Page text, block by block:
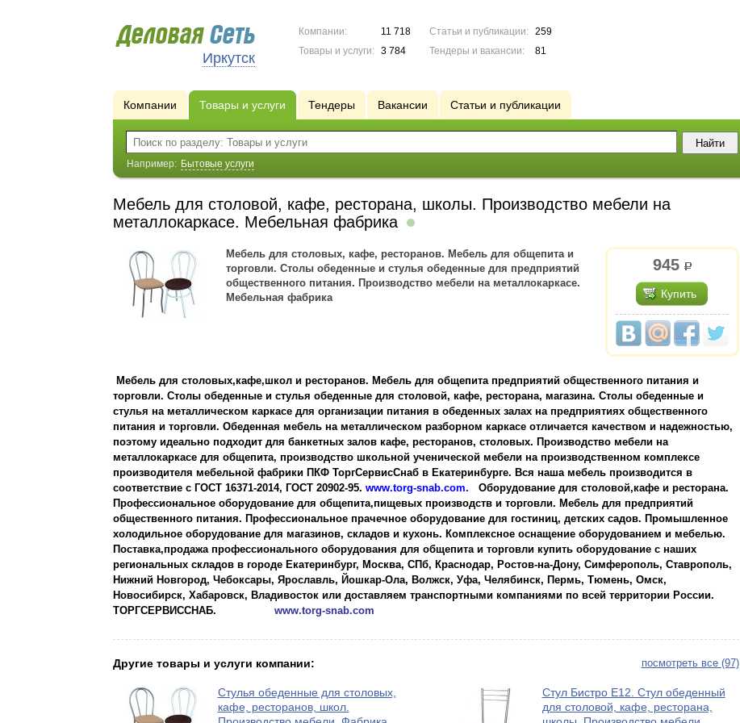
Иркутск
Компании:
11 718
Товары и услуги:
3 784
Статьи и публикации:
259
Тендеры и вакансии:
81
Компании Товары и услуги Тендеры Вакансии Статьи и публикации
Например: Бытовые услуги
Мебель для столовой, кафе, ресторана, школы. Производство мебели на
металлокаркасе. Мебельная фабрика
945 р.
Купить
Мебель для столовых, кафе, ресторанов. Мебель для общепита и
торговли. Столы обеденные и стулья обеденные для предприятий
общественного питания. Производство мебели на металлокаркасе.
Мебельная фабрика
Мебель для столовых,кафе,школ и ресторанов. Мебель для общепита предприятий общественного питания и
торговли. Столы обеденные и стулья обеденные для столовой, кафе, ресторана, магазина. Столы обеденные и
стулья на металлическом каркасе для организации питания в обеденных залах на предприятиях общественного
питания и торговли. Обеденная мебель на металлическом разборном каркасе отличается качеством и надежностью,
поэтому идеально подходит для банкетных залов кафе, ресторанов, столовых. Производство мебели на
металлокаркасе для общепита, производство школьной ученической мебели на производственном комплексе
производителя мебельной фабрики ПКФ ТоргСервисСнаб в Екатеринбурге. Вся наша мебель производится в
соответствие с ГОСТ 16371-2014, ГОСТ 20902-95. www.torg-snab.com.
Оборудование для столовой,кафе и ресторана.
Профессиональное оборудование для общепита,пищевых производств и торговли. Мебель для предприятий
общественного питания. Профессиональное прачечное оборудование для гостиниц, детских садов. Промышленное
холодильное оборудование для магазинов, складов и кухонь. Комплексное оснащение оборудованием и мебелью.
Поставка,продажа профессионального оборудования для общепита и торговли купить оборудование с наших
региональных складов в городе Екатеринбург, Москва, СПб, Краснодар, Ростов-на-Дону, Симферополь, Ставрополь,
Нижний Новгород, Чебоксары, Ярославль, Йошкар-Ола, Волжск, Уфа, Челябинск, Пермь, Тюмень, Омск,
Новосибирск, Хабаровск, Владивосток или доставляем транспортными компаниями по всей территории России.
ТОРГСЕРВИССНАБ. www.torg-snab.com
посмотреть все (97)
Другие товары и услуги компании:
Стулья обеденные для столовых,
кафе, ресторанов, школ.
Стул Бистро Е12. Стул обеденный
для столовой, кафе, ресторана,